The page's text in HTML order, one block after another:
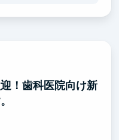
発・コンサル・人材
果次第では、学生チ
業全体の責任者もお
！歯科医院向け新